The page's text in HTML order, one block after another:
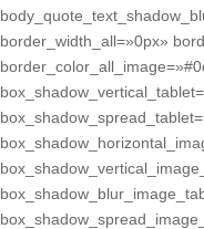
border_width_all=»0px»